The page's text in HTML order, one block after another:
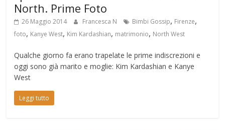
North. Prime Foto
26 Maggio 2014 Francesca N Bimbi Gossip, Firenze,
foto, Kanye West, Kim Kardashian, matrimonio, North West
Qualche giorno fa erano trapelate le prime indiscrezioni e
oggi sono già marito e moglie: Kim Kardashian e Kanye
West
Leggi tutto